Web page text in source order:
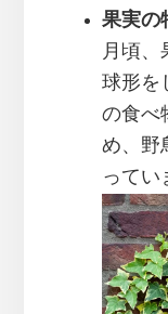
果実の
月頃、
球形を
の食べ
め、野
ってい